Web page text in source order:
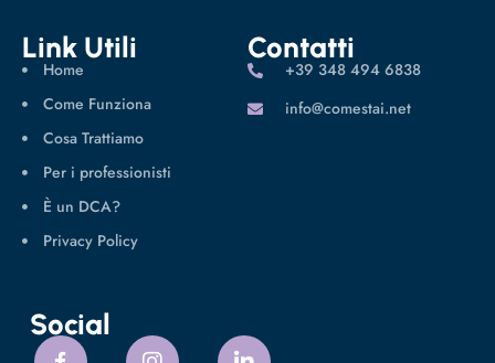
Link Utili
Home
Come Funziona
Cosa Trattiamo
Per i professionisti
È un DCA?
Privacy Policy
Contatti
‪+39 348 494 6838
info@comestai.net
Social